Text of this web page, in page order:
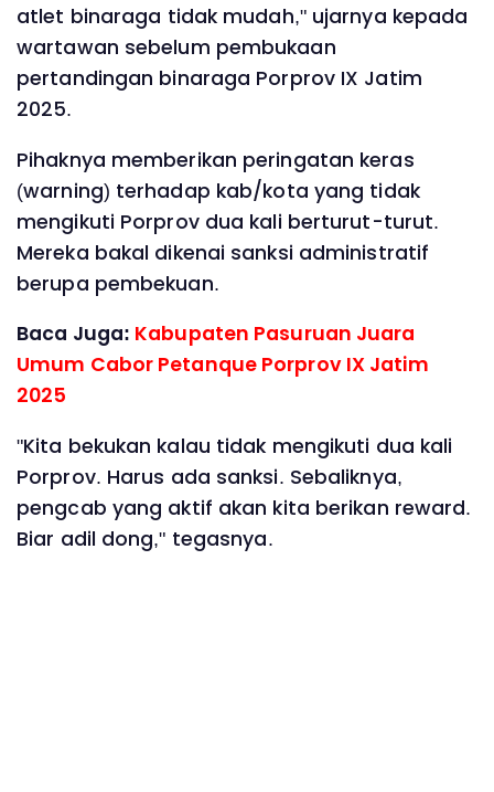
atlet binaraga tidak mudah," ujarnya kepada
wartawan sebelum pembukaan
pertandingan binaraga Porprov IX Jatim
2025.
Pihaknya memberikan peringatan keras
(warning) terhadap kab/kota yang tidak
mengikuti Porprov dua kali berturut-turut.
Mereka bakal dikenai sanksi administratif
berupa pembekuan.
Baca Juga: Kabupaten Pasuruan Juara
Umum Cabor Petanque Porprov IX Jatim
2025
"Kita bekukan kalau tidak mengikuti dua kali
Porprov. Harus ada sanksi. Sebaliknya,
pengcab yang aktif akan kita berikan reward.
Biar adil dong," tegasnya.